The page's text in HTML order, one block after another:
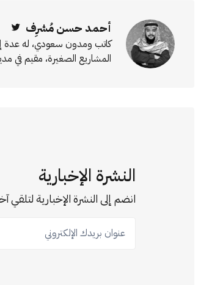
أحمد حسن مُشرِف
كاتب ومدون سعودي، له عدة
المشاريع الصغيرة، مقيم في
النشرة الإخبارية
انضم إلى النشرة الإخبارية لتلقي
عنوان بريدك الإلكتروني